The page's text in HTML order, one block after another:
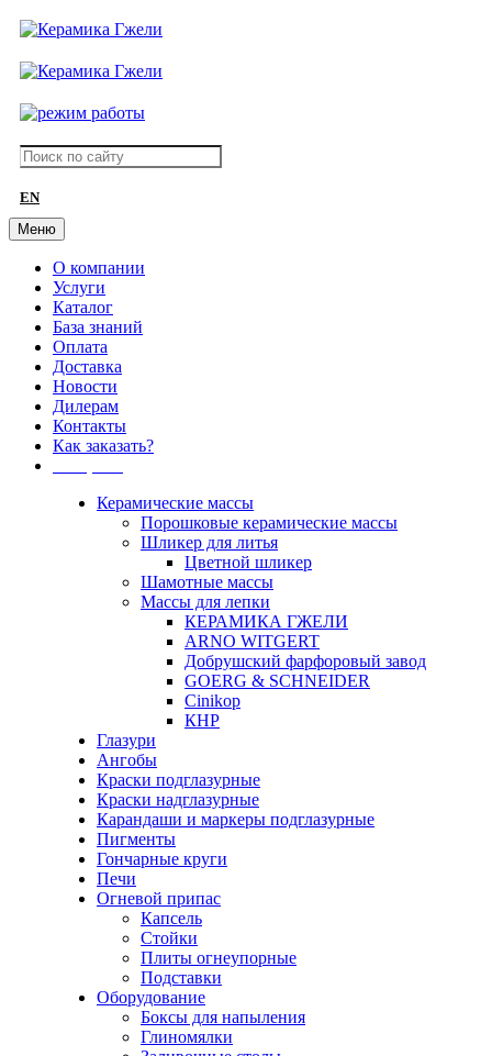
EN
Меню
О компании
Услуги
Каталог
База знаний
Оплата
Доставка
Новости
Дилерам
Контакты
Как заказать?
Керамические массы
Порошковые керамические массы
Шликер для литья
Цветной шликер
Шамотные массы
Массы для лепки
КЕРАМИКА ГЖЕЛИ
ARNO WITGERT
Добрушский фарфоровый завод
GOERG & SCHNEIDER
Cinikop
КНР
Глазури
Ангобы
Краски подглазурные
Краски надглазурные
Карандаши и маркеры подглазурные
Пигменты
Гончарные круги
Печи
Огневой припас
Капсель
Стойки
Плиты огнеупорные
Подставки
Оборудование
Боксы для напыления
Глиномялки